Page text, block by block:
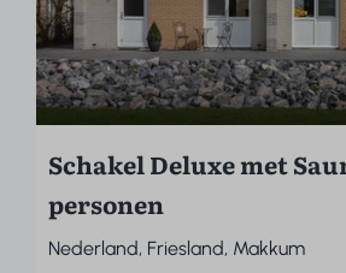
Schakel Deluxe met
personen
Nederland, Friesland, Makkum